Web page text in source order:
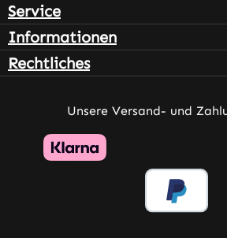
Service
Informationen
Rechtliches
Unsere Versand- und